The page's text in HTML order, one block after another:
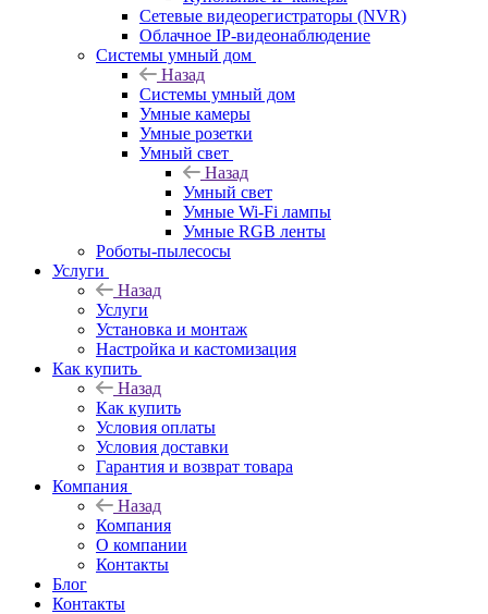
Сетевые видеорегистраторы (NVR)
Облачное IP-видеонаблюдение
Системы умный дом
Назад
Системы умный дом
Умные камеры
Умные розетки
Умный свет
Назад
Умный свет
Умные Wi-Fi лампы
Умные RGB ленты
Роботы-пылесосы
Услуги
Назад
Услуги
Установка и монтаж
Настройка и кастомизация
Как купить
Назад
Как купить
Условия оплаты
Условия доставки
Гарантия и возврат товара
Компания
Назад
Компания
О компании
Контакты
Блог
Контакты